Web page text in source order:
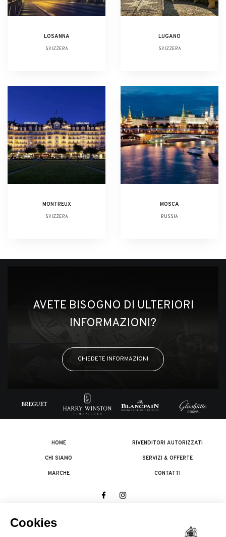
LOSANNA
SVIZZERA
LUGANO
SVIZZERA
MONTREUX
SVIZZERA
MOSCA
RUSSIA
AVETE BISOGNO DI ULTERIORI
INFORMAZIONI?
CHIEDETE INFORMAZIONI
HOME
CHI SIAMO
MARCHE
RIVENDITORI AUTORIZZATI
SERVIZI & OFFERTE
CONTATTI